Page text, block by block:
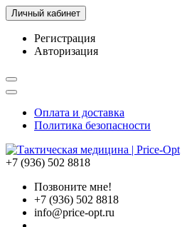
Личный кабинет
Регистрация
Авторизация
Оплата и доставка
Политика безопасности
+7 (936) 502 8818
Позвоните мне!
+7 (936) 502 8818
info@price-opt.ru